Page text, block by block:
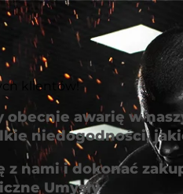
klientów!
obecnie awarię w
niedogodności,
z nami i dokonać
Umysły